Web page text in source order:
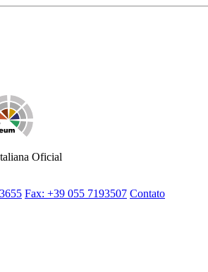
Oficial
Fax: +39 055 7193507 Contato